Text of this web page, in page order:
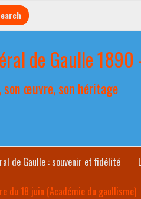
de Gaulle 1890
son œuvre, son héritage
de Gaulle : souvenir et fidélité
du 18 juin (Académie du gaullisme)